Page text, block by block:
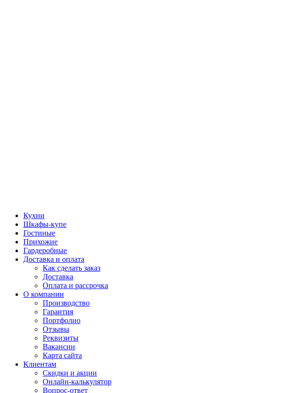
Кухни
Шкафы-купе
Гостиные
Прихожие
Гардеробные
Доставка и оплата
Как сделать заказ
Доставка
Оплата и рассрочка
О компании
Производство
Гарантия
Портфолио
Отзывы
Реквизиты
Вакансии
Карта сайта
Клиентам
Скидки и акции
Онлайн-калькулятор
Вопрос-ответ